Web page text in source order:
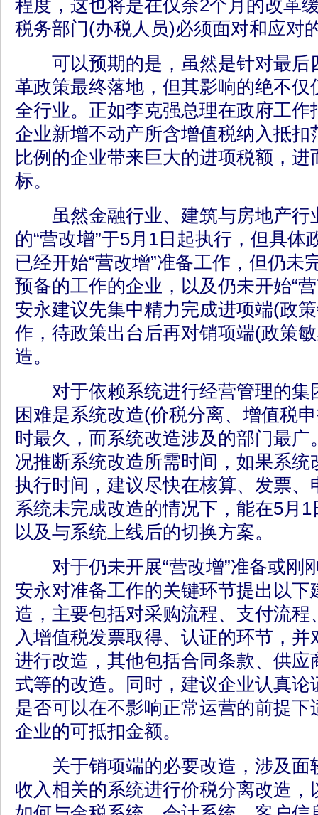
程度，这也将是在仅余2个月的改革
税务部门(办税人员)必须面对和应对
可以预期的是，虽然是针对最后
革政策最终落地，但其影响的绝不仅
全行业。正如李克强总理在政府工作
企业新增不动产所含增值税纳入抵扣
比例的企业带来巨大的进项税额，
标。
虽然金融行业、建筑与房地产行
的“营改增”于5月1日起执行，但具体
已经开始“营改增”准备工作，但仍未
预备的工作的企业，以及仍未开始“
安永建议先集中精力完成进项端(政
作，待政策出台后再对销项端(政策
造。
对于依赖系统进行经营管理的集
困难是系统改造(价税分离、增值税
时最久，而系统改造涉及的部门最
况推断系统改造所需时间，如果系
执行时间，建议尽快在核算、发票、
系统未完成改造的情况下，能在5月
以及与系统上线后的切换方案。
对于仍未开展“营改增”准备或刚
安永对准备工作的关键环节提出以
造，主要包括对采购流程、支付流程
入增值税发票取得、认证的环节，
进行改造，其他包括合同条款、供应
式等的改造。同时，建议企业认真论
是否可以在不影响正常运营的前提
企业的可抵扣金额。
关于销项端的必要改造，涉及面
收入相关的系统进行价税分离改造